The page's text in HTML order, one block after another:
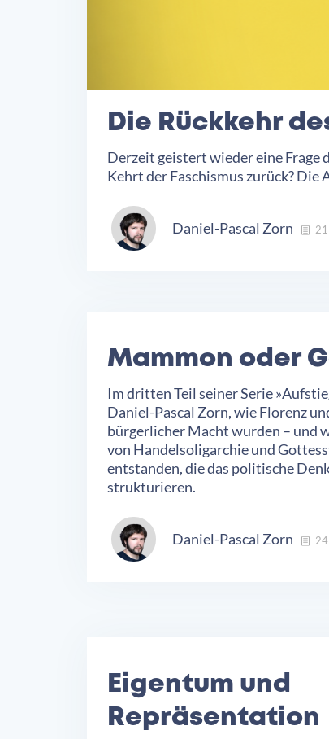
Die Rückkehr
Derzeit geistert wieder eine
Kehrt der Faschismus zurück? Die
Daniel-Pascal Zorn
Mammon oder
Im dritten Teil seiner Serie
Daniel-Pascal Zorn, wie Florenz
bürgerlicher Macht wurden – und
von Handelsoligarchie und
entstanden, die das politische
strukturieren.
Daniel-Pascal Zorn
Eigentum und
Repräsentation